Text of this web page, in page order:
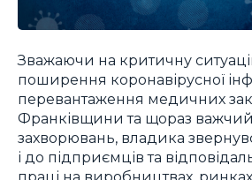
Зважаючи на критичну
поширення коронавірусної
перевантаження медичних
Франківщини та щораз важчий
захворювань, владика
і до підприємців та
праці на виробництвах,